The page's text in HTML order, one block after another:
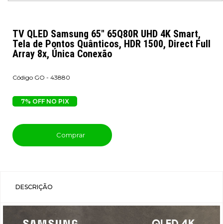
TV QLED Samsung 65" 65Q80R UHD 4K Smart,
Tela de Pontos Quânticos, HDR 1500, Direct Full
Array 8x, Única Conexão
GO - 43880
7% OFF NO PIX
Comprar
DESCRIÇÃO